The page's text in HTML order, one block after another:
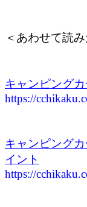
＜あわせて読み
キャンピング
https://
キャンピング
イント
https://